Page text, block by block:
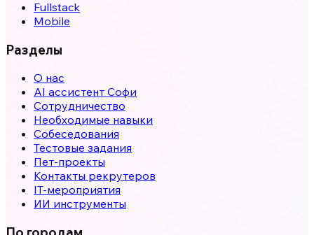
Fullstack
Mobile
Разделы
О нас
AI ассистент Софи
Сотрудничество
Необходимые навыки
Собеседования
Тестовые задания
Пет-проекты
Контакты рекрутеров
IT-мероприятия
ИИ инструменты